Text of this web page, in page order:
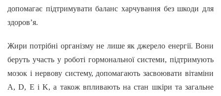
допомагає підтримувати баланс харчування без шкоди для
здоров’я.
Жири потрібні організму не лише як джерело енергії. Вони
беруть участь у роботі гормональної системи, підтримують
мозок і нервову систему, допомагають засвоювати вітаміни
A, D, E і K, а також впливають на стан шкіри та загальне